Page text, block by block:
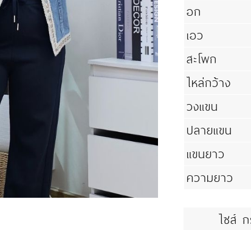
อก
เอว
สะโพก
ไหล่กว้าง
วงแขน
ปลายแขน
แขนยาว
ความยาว
ไซส์